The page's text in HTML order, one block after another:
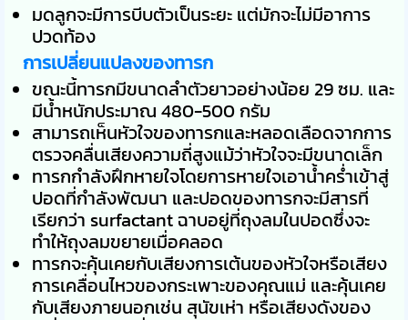
มดลูกจะมีการบีบตัวเป็นระยะ แต่มักจะไม่มีอาการ
ปวดท้อง
การเปลี่ยนแปลงของทารก
ขณะนี้ทารกมีขนาดลำตัวยาวอย่างน้อย 29 ซม. และ
มีน้ำหนักประมาณ 480-500 กรัม
สามารถเห็นหัวใจของทารกและหลอดเลือดจากการ
ตรวจคลื่นเสียงความถี่สูงแม้ว่าหัวใจจะมีขนาดเล็ก
ทารกกำลังฝึกหายใจโดยการหายใจเอาน้ำคร่ำเข้าสู่
ปอดที่กำลังพัฒนา และปอดของทารกจะมีสารที่
เรียกว่า surfactant ฉาบอยู่ที่ถุงลมในปอดซึ่งจะ
ทำให้ถุงลมขยายเมื่อคลอด
ทารกจะคุ้นเคยกับเสียงการเต้นของหัวใจหรือเสียง
การเคลื่อนไหวของกระเพาะของคุณแม่ และคุ้นเคย
กับเสียงภายนอกเช่น สุนัขเห่า หรือเสียงดังของ